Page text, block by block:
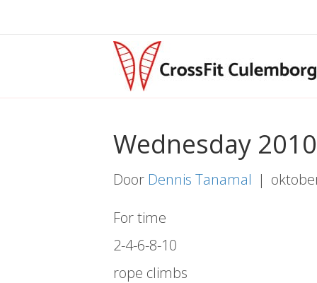
Wednesday
Door Dennis Tanamal |
For time
2-4-6-8-10
rope climbs